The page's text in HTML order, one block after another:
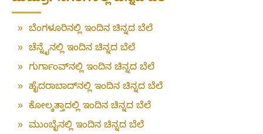
» ಬೆಂಗಳೂರಿನಲ್ಲಿ ಇಂದಿನ ಚಿನ್ನದ ಬೆಲೆ
» ಚೆನ್ನೈನಲ್ಲಿ ಇಂದಿನ ಚಿನ್ನದ ಬೆಲೆ
» ಗುರ್ಗಾಂವ್‌ನಲ್ಲಿ ಇಂದಿನ ಚಿನ್ನದ ಬೆಲೆ
» ಹೈದರಾಬಾದ್‌ನಲ್ಲಿ ಇಂದಿನ ಚಿನ್ನದ ಬೆಲೆ
» ಕೋಲ್ಕತ್ತಾದಲ್ಲಿ ಇಂದಿನ ಚಿನ್ನದ ಬೆಲೆ
» ಮುಂಬೈನಲ್ಲಿ ಇಂದಿನ ಚಿನ್ನದ ಬೆಲೆ